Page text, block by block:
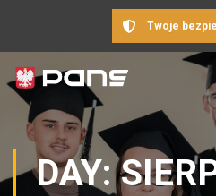
Twoje
DAY: